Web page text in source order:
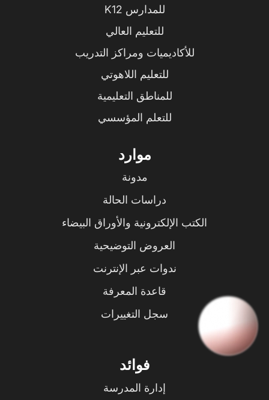
للمدارس K12
للتعليم العالي
للأكاديميات ومراكز التدريب
للتعليم اللاهوتي
للمناطق التعليمية
للتعلم المؤسسي
موارد
مدونة
دراسات الحالة
الكتب الإلكترونية والأوراق البيضاء
العروض التوضيحية
ندوات عبر الإنترنت
قاعدة المعرفة
سجل التغييرات
فوائد
إدارة المدرسة